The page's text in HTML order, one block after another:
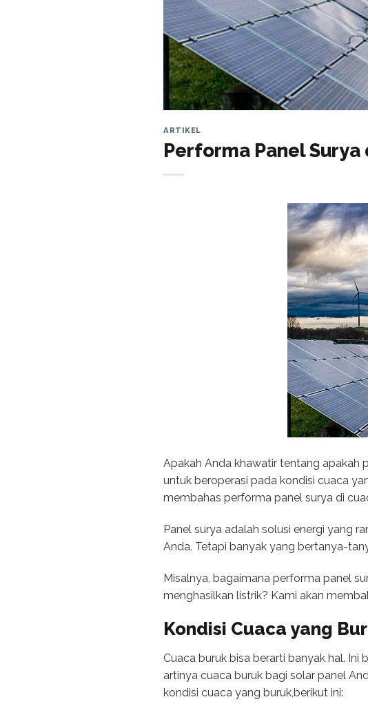
ARTIKEL
Performa Panel
Apakah Anda khawatir tentang apakah
untuk beroperasi pada kondisi cuaca
membahas performa panel surya di
Panel surya adalah solusi energi yang
Anda. Tetapi banyak yang bertanya-
Misalnya, bagaimana performa panel
menghasilkan listrik? Kami akan
Kondisi Cuaca yang
Cuaca buruk bisa berarti banyak hal. Ini
artinya cuaca buruk bagi solar panel
kondisi cuaca yang buruk,berikut ini: